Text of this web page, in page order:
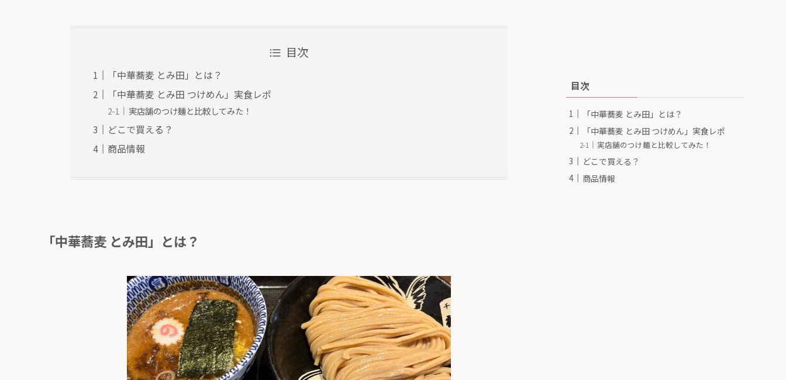
目次
「中華蕎麦 とみ田」とは？
「中華蕎麦 とみ田 つけめん」実食レポ
実店舗のつけ麺と比較してみた！
どこで買える？
商品情報
「中華蕎麦 とみ田」とは？
目次
「中華蕎麦 とみ田」とは？
「中華蕎麦 とみ田 つけめん」実食レポ
実店舗のつけ麺と比較してみた！
どこで買える？
商品情報